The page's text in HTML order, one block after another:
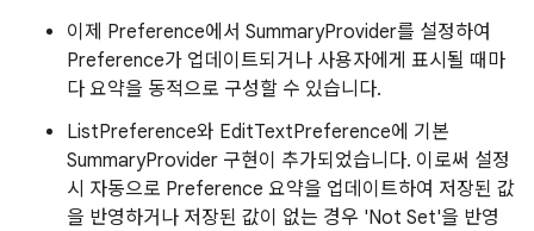
이제 Preference에서 SummaryProvider를 설정하여
Preference가 업데이트되거나 사용자에게 표시될 때마
다 요약을 동적으로 구성할 수 있습니다.
ListPreference와 EditTextPreference에 기본
SummaryProvider 구현이 추가되었습니다. 이로써 설정
시 자동으로 Preference 요약을 업데이트하여 저장된 값
을 반영하거나 저장된 값이 없는 경우 'Not Set'을 반영